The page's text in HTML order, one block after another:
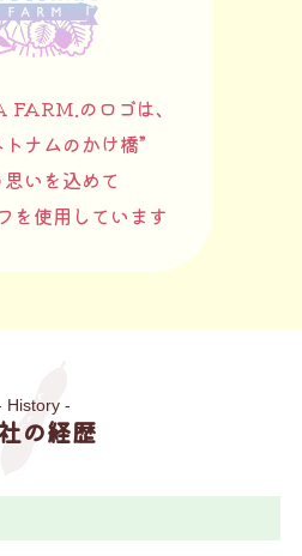
のロゴは、
ナムのかけ橋”
思いを込めて
を使用しています
の経歴